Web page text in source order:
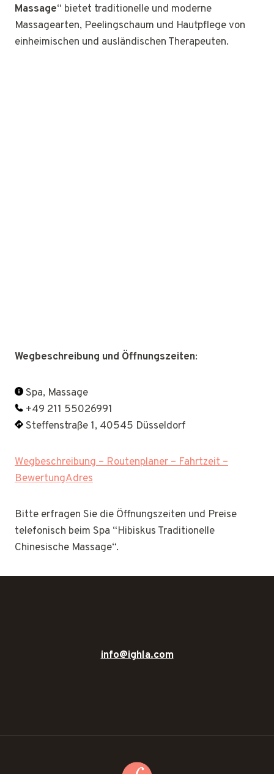
Massage“ bietet traditionelle und moderne
Massagearten, Peelingschaum und Hautpflege von
einheimischen und ausländischen Therapeuten.
Wegbeschreibung und Öffnungszeiten:
Spa, Massage
+49 211 55026991
Steffenstraße 1, 40545 Düsseldorf
Wegbeschreibung – Routenplaner – Fahrtzeit –
BewertungAdres
Bitte erfragen Sie die Öffnungszeiten und Preise
telefonisch beim Spa “Hibiskus Traditionelle
Chinesische Massage“.
info@ighla.com